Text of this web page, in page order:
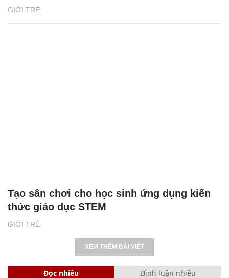
GIỚI TRẺ
GIỚI TRẺ
Tạo sân chơi cho học sinh ứng dụng kiến
thức giáo dục STEM
XEM THÊM BÀI VIẾT
Đọc nhiều Bình luận nhiều